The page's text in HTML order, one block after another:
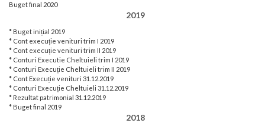
Buget final 2020
2019
* Buget inițial 2019
* Cont execuție venituri trim I 2019
* Cont execuție venituri trim II 2019
* Conturi Executie Cheltuieli trim I 2019
* Conturi Execuție Cheltuieli trim II 2019
* Cont Execuție venituri 31.12.2019
* Conturi Execuție Cheltuieli 31.12.2019
* Rezultat patrimonial 31.12.2019
* Buget final 2019
2018